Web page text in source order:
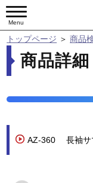
Menu
トップページ ＞商品
商品詳細
AZ-360 長袖